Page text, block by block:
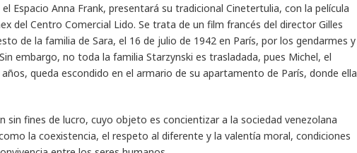
Espacio Anna Frank, presentará su tradicional Cinetertulia, con la película
del Centro Comercial Lido. Se trata de un film francés del director Gilles
de la familia de Sara, el 16 de julio de 1942 en París, por los gendarmes y
embargo, no toda la familia Starzynski es trasladada, pues Michel, el
queda escondido en el armario de su apartamento de París, donde ella
sin fines de lucro, cuyo objeto es concientizar a la sociedad venezolana
la coexistencia, el respeto al diferente y la valentía moral, condiciones